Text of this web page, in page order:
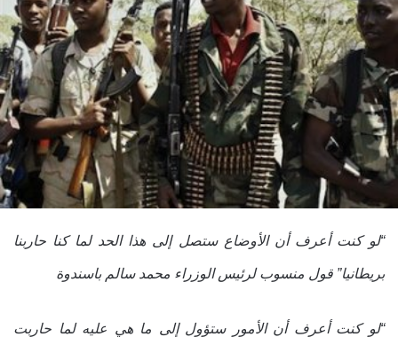
“لو كنت أعرف أن الأوضاع ستصل إلى هذا الحد لما كنا حاربنا
بريطانيا” قول منسوب لرئيس الوزراء محمد سالم باسندوة
“لو كنت أعرف أن الأمور ستؤول إلى ما هي عليه لما حاربت